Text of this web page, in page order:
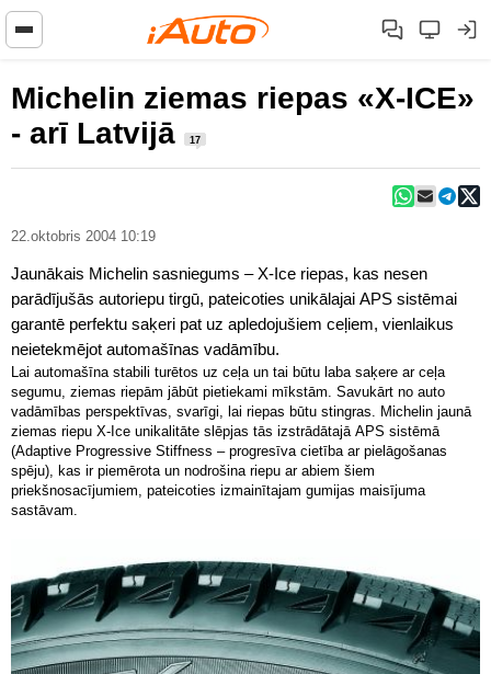
Michelin ziemas riepas «X-ICE»
- arī Latvijā
17
22.oktobris 2004 10:19
Jaunākais Michelin sasniegums – X-Ice riepas, kas nesen
parādījušās autoriepu tirgū, pateicoties unikālajai APS sistēmai
garantē perfektu saķeri pat uz apledojušiem ceļiem, vienlaikus
neietekmējot automašīnas vadāmību.
Lai automašīna stabili turētos uz ceļa un tai būtu laba saķere ar ceļa
segumu, ziemas riepām jābūt pietiekami mīkstām. Savukārt no auto
vadāmības perspektīvas, svarīgi, lai riepas būtu stingras. Michelin jaunā
ziemas riepu X-Ice unikalitāte slēpjas tās izstrādātajā APS sistēmā
(Adaptive Progressive Stiffness – progresīva cietība ar pielāgošanas
spēju), kas ir piemērota un nodrošina riepu ar abiem šiem
priekšnosacījumiem, pateicoties izmainītajam gumijas maisījuma
sastāvam.